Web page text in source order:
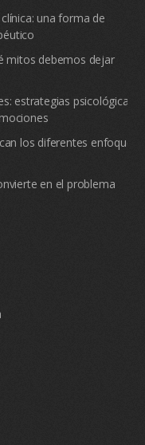
una forma de
mitos debemos dejar
estrategias psicológicas
los diferentes enfoques
en el problema